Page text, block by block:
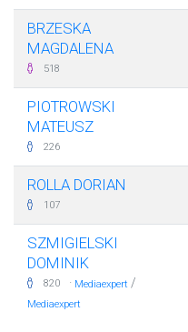
BRZESKA
MAGDALENA
518
PIOTROWSKI
MATEUSZ
226
ROLLA DORIAN
107
SZMIGIELSKI
DOMINIK
820 · Mediaexpert /
Mediaexpert